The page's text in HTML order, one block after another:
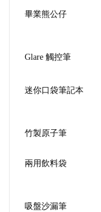
畢業熊公仔
Glare 觸控筆
迷你口袋筆記本
竹製原子筆
兩用飲料袋
吸盤沙漏筆